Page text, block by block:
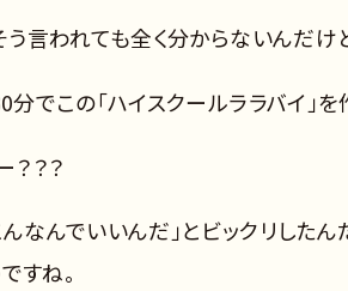
う言われても全く分からないんだ
でこの「ハイスクールララバイ」を
？？
なんでいいんだ」とビックリしたん
すね。